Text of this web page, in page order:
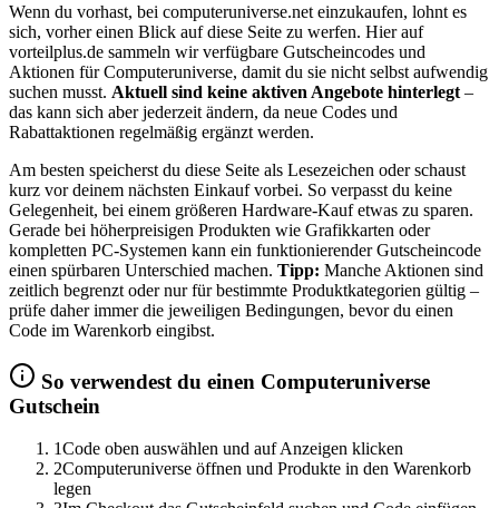
Wenn du vorhast, bei computeruniverse.net einzukaufen, lohnt es
sich, vorher einen Blick auf diese Seite zu werfen. Hier auf
vorteilplus.de sammeln wir verfügbare Gutscheincodes und
Aktionen für Computeruniverse, damit du sie nicht selbst aufwendig
suchen musst. Aktuell sind keine aktiven Angebote hinterlegt –
das kann sich aber jederzeit ändern, da neue Codes und
Rabattaktionen regelmäßig ergänzt werden.
Am besten speicherst du diese Seite als Lesezeichen oder schaust
kurz vor deinem nächsten Einkauf vorbei. So verpasst du keine
Gelegenheit, bei einem größeren Hardware-Kauf etwas zu sparen.
Gerade bei höherpreisigen Produkten wie Grafikkarten oder
kompletten PC-Systemen kann ein funktionierender Gutscheincode
einen spürbaren Unterschied machen. Tipp: Manche Aktionen sind
zeitlich begrenzt oder nur für bestimmte Produktkategorien gültig –
prüfe daher immer die jeweiligen Bedingungen, bevor du einen
Code im Warenkorb eingibst.
So verwendest du einen Computeruniverse
Gutschein
1Code oben auswählen und auf Anzeigen klicken
2Computeruniverse öffnen und Produkte in den Warenkorb
legen